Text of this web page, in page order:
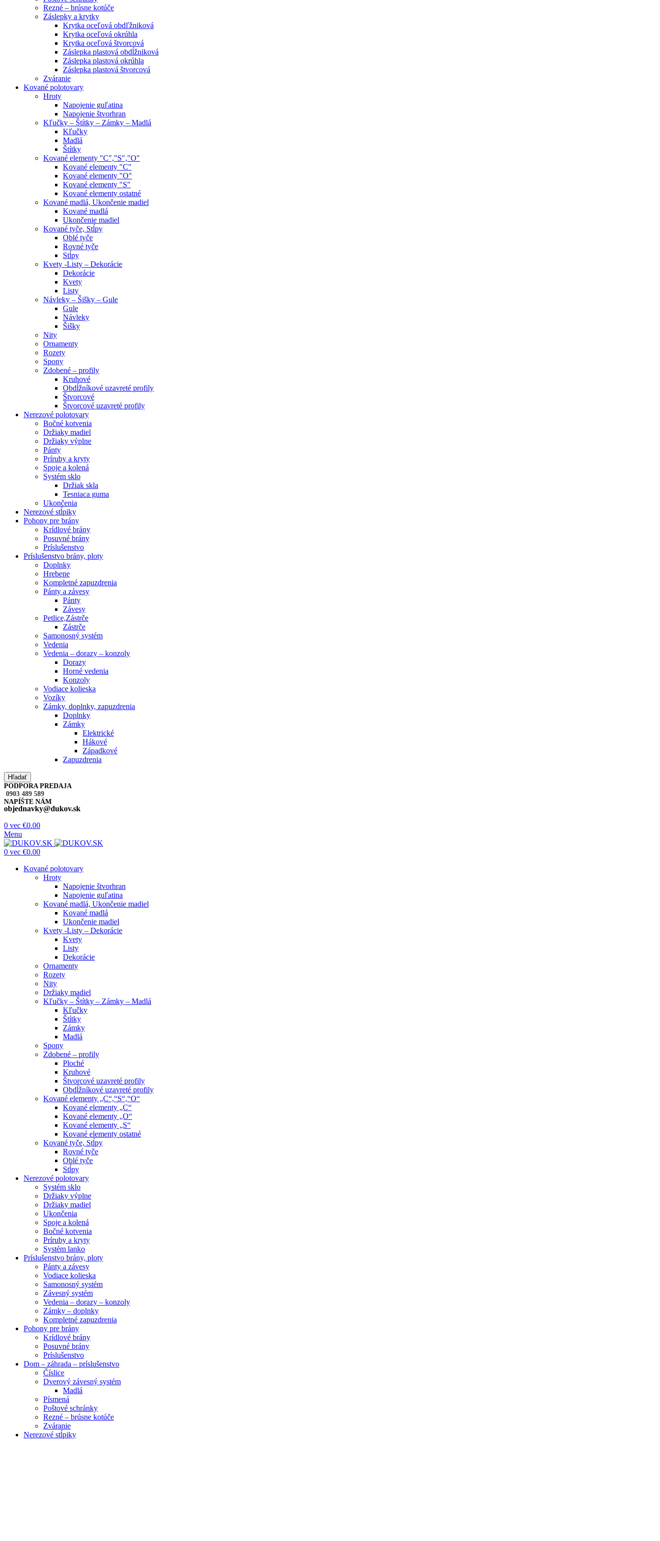
Rezné – brúsne kotúče
Záslepky a krytky
Krytka oceľová obdľžniková
Krytka oceľová okrúhla
Krytka oceľová štvorcová
Záslepka plastová obdĺžniková
Záslepka plastová okrúhla
Záslepka plastová štvorcová
Zváranie
Kované polotovary
Hroty
Napojenie guľatina
Napojenie štvorhran
Kľučky – Štítky – Zámky – Madlá
Kľučky
Madlá
Štítky
Kované elementy "C","S","O"
Kované elementy "C"
Kované elementy "O"
Kované elementy "S"
Kované elementy ostatné
Kované madlá, Ukončenie madiel
Kované madlá
Ukončenie madiel
Kované tyče, Stĺpy
Oblé tyče
Rovné tyče
Stĺpy
Kvety -Listy – Dekorácie
Dekorácie
Kvety
Listy
Návleky – Šišky – Gule
Gule
Návleky
Šišky
Nity
Ornamenty
Rozety
Spony
Zdobené – profily
Kruhové
Obdĺžníkové uzavreté profily
Štvorcové
Štvorcové uzavreté profily
Nerezové polotovary
Bočné kotvenia
Držiaky madiel
Držiaky výplne
Pánty
Príruby a kryty
Spoje a kolená
Systém sklo
Držiak skla
Tesniaca guma
Ukončenia
Nerezové stĺpiky
Pohony pre brány
Krídlové brány
Posuvné brány
Príslušenstvo
Príslušenstvo brány, ploty
Doplnky
Hrebene
Kompletné zapuzdrenia
Pánty a závesy
Pánty
Závesy
Petlice,Zástrče
Zástrče
Samonosný systém
Vedenia
Vedenia – dorazy – konzoly
Dorazy
Horné vedenia
Konzoly
Vodiace kolieska
Vozíky
Zámky, doplnky, zapuzdrenia
Doplnky
Zámky
Elektrické
Hákové
Západkové
Zapuzdrenia
Hľadať
PODPORA PREDAJA
0903 489 589
NAPÍŠTE NÁM
objednavky@dukov.sk
0 vec €0.00
Menu
0 vec €0.00
Kované polotovary
Hroty
Napojenie štvorhran
Napojenie guľatina
Kované madlá, Ukončenie madiel
Kované madlá
Ukončenie madiel
Kvety -Listy – Dekorácie
Kvety
Listy
Dekorácie
Ornamenty
Rozety
Nity
Držiaky madiel
Kľučky – Štítky – Zámky – Madlá
Kľučky
Štítky
Zámky
Madlá
Spony
Zdobené – profily
Ploché
Kruhové
Štvorcové uzavreté profily
Obdĺžníkové uzavreté profily
Kované elementy „C“,“S“,“O“
Kované elementy „C“
Kované elementy „O“
Kované elementy „S“
Kované elementy ostatné
Kované tyče, Stĺpy
Rovné tyče
Oblé tyče
Stĺpy
Nerezové polotovary
Systém sklo
Držiaky výplne
Držiaky madiel
Ukončenia
Spoje a kolená
Bočné kotvenia
Príruby a kryty
Systém lanko
Príslušenstvo brány, ploty
Pánty a závesy
Vodiace kolieska
Samonosný systém
Závesný systém
Vedenia – dorazy – konzoly
Zámky – doplnky
Kompletné zapuzdrenia
Pohony pre brány
Krídlové brány
Posuvné brány
Príslušenstvo
Dom – záhrada – príslušenstvo
Číslice
Dverový závesný systém
Madlá
Písmená
Poštové schránky
Rezné – brúsne kotúče
Zváranie
Nerezové stĺpiky